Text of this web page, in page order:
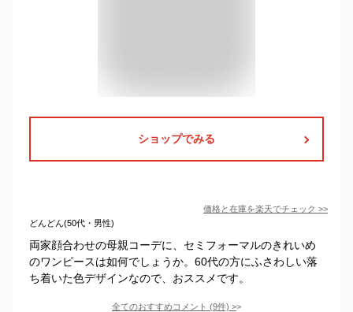
ショップでみる
価格と在庫を楽天でチェック >>
どんどん(50代・男性)
両家顔合わせの母親コーデに、セミフォーマルのきれいめ
のワンピースは如何でしょうか。60代の方にふさわしい落
ち着いた色デザインなので、おススメです。
全てのおすすめコメント (9件) >